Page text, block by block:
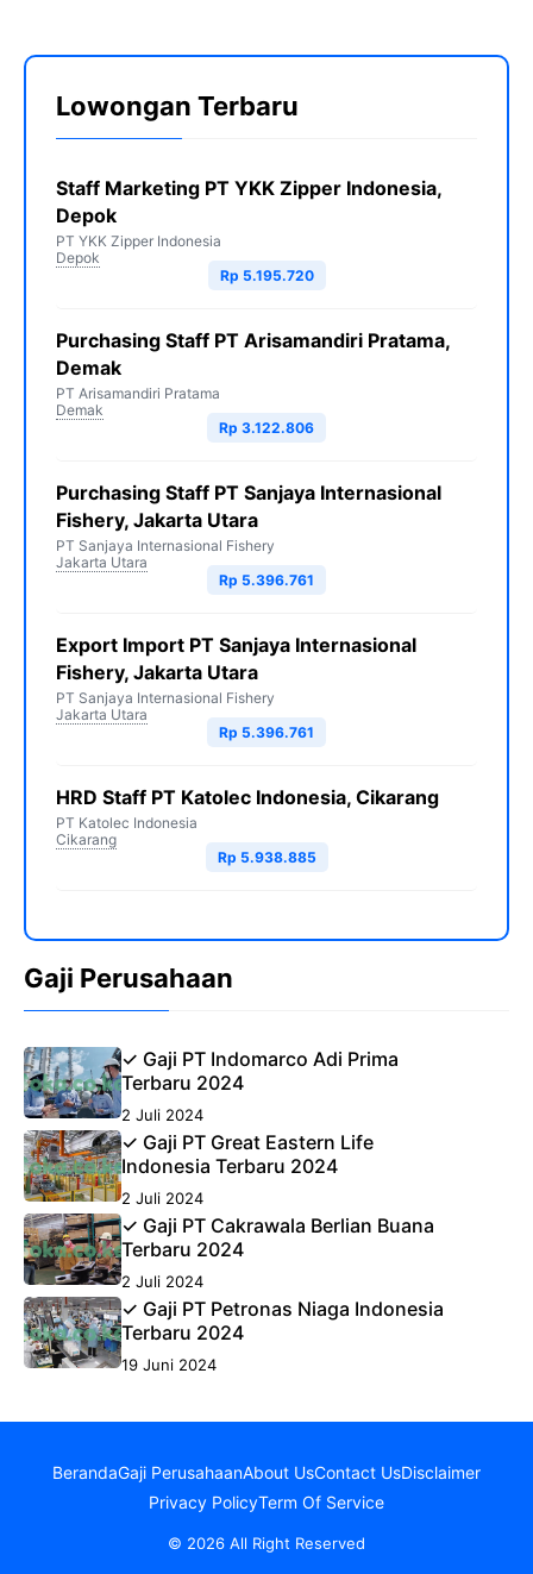
Lowongan Terbaru
Staff Marketing PT YKK Zipper Indonesia,
Depok
PT YKK Zipper Indonesia
Depok
Rp 5.195.720
Purchasing Staff PT Arisamandiri Pratama,
Demak
PT Arisamandiri Pratama
Demak
Rp 3.122.806
Purchasing Staff PT Sanjaya Internasional
Fishery, Jakarta Utara
PT Sanjaya Internasional Fishery
Jakarta Utara
Rp 5.396.761
Export Import PT Sanjaya Internasional
Fishery, Jakarta Utara
PT Sanjaya Internasional Fishery
Jakarta Utara
Rp 5.396.761
HRD Staff PT Katolec Indonesia, Cikarang
PT Katolec Indonesia
Cikarang
Rp 5.938.885
Gaji Perusahaan
✓ Gaji PT Indomarco Adi Prima
Terbaru 2024
2 Juli 2024
✓ Gaji PT Great Eastern Life
Indonesia Terbaru 2024
2 Juli 2024
✓ Gaji PT Cakrawala Berlian Buana
Terbaru 2024
2 Juli 2024
✓ Gaji PT Petronas Niaga Indonesia
Terbaru 2024
19 Juni 2024
BerandaGaji PerusahaanAbout UsContact UsDisclaimer
Privacy PolicyTerm Of Service
© 2026 All Right Reserved